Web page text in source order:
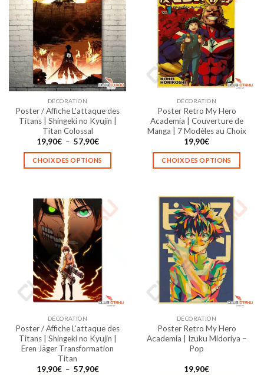
variations.
Les
options
peuvent
être
choisies
sur
la
page
du
produit
variations.
Les
options
peuvent
être
choisies
sur
page
du
produit
DÉCORATION
Poster / Affiche L’attaque des
Titans | Shingeki no Kyujin |
Titan Colossal
19,90€ – 57,90€Plage
prix :
19,90€
à
CHOIX DES OPTIONS
a
plusieurs
variations.
Les
options
peuvent
être
choisies
sur
page
du
produit
DÉCORATION
Poster Retro My Hero
Academia | Couverture de
Manga | 7 Modèles au Choix
19,90€
CHOIX DES OPTIONS
a
plusieurs
variations.
Les
options
peuvent
être
choisies
sur
page
du
produit
DÉCORATION
Poster / Affiche L’attaque des
Titans | Shingeki no Kyujin |
Eren Jäger Transformation
Titan
19,90€ – 57,90€Plage
DÉCORATION
Poster Retro My Hero
Academia | Izuku Midoriya –
Pop
19,90€